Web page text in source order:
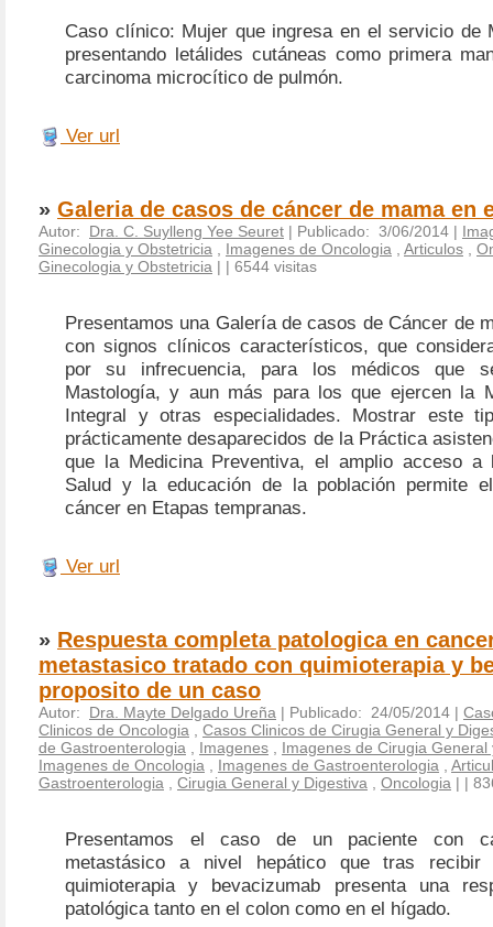
Caso clínico: Mujer que ingresa en el servicio de
presentando letálides cutáneas como primera
carcinoma microcítico de pulmón.
Ver url
» Galeria de casos de cáncer de mama en
Autor: Dra. C. Suylleng Yee Seuret | Publicado: 3/06/2014 |
Ginecologia y Obstetricia
Imagenes de Oncologia Articulos
Ginecologia y Obstetricia | | 6544 visitas
Presentamos una Galería de casos de Cáncer de
con signos clínicos característicos, que
por su infrecuencia, para los médicos que
Mastología, y aun más para los que ejercen la
Integral y otras especialidades. Mostrar este
prácticamente desaparecidos de la Práctica
que la Medicina Preventiva, el amplio acceso a
Salud y la educación de la población permite
cáncer en Etapas tempranas.
Ver url
» Respuesta completa patologica en
metastasico tratado con quimioterapia y
proposito de un caso
Autor: Dra. Mayte Delgado Ureña | Publicado: 24/05/2014 |
Clinicos de Oncologia
Casos Clinicos de Cirugia General y
de Gastroenterologia
Imagenes
Imagenes de Cirugia General
Imagenes de Oncologia
Imagenes de Gastroenterologia
Gastroenterologia
Cirugia General y Digestiva Oncologia | |
Presentamos el caso de un paciente con
metastásico a nivel hepático que tras recibir
quimioterapia y bevacizumab presenta una
patológica tanto en el colon como en el hígado.